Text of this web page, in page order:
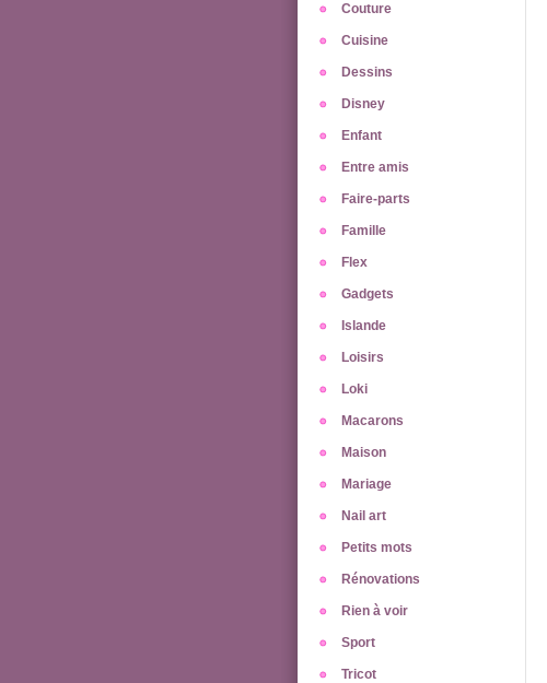
Couture
Cuisine
Dessins
Disney
Enfant
Entre amis
Faire-parts
Famille
Flex
Gadgets
Islande
Loisirs
Loki
Macarons
Maison
Mariage
Nail art
Petits mots
Rénovations
Rien à voir
Sport
Tricot